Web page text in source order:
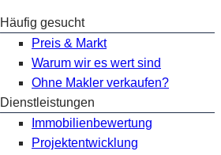
Häufig gesucht
Preis & Markt
Warum wir es wert sind
Ohne Makler verkaufen?
Dienstleistungen
Immobilienbewertung
Projektentwicklung